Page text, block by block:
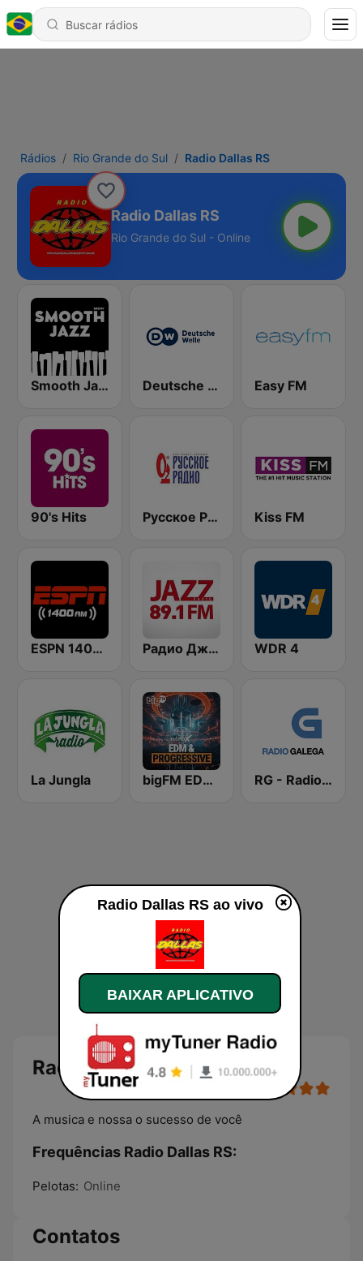
Rádios Rio Grande do Sul Radio Dallas RS
Radio Dallas RS
Rio Grande do Sul - Online
Smooth Jazz - Groov Deutsche Welle Easy FM
90's Hits Русское Радио Kiss FM
ESPN 1400 AM Радио Джаз (Radio Jazz - Smooth Jazz) WDR 4
La Jungla bigFM EDM & Progressive RG - Radio Galega
Radio Dallas RS
A musica e nossa o sucesso de você
Frequências Radio Dallas RS:
Pelotas: Online
Contatos
Radio Dallas RS ao vivo
BAIXAR APLICATIVO